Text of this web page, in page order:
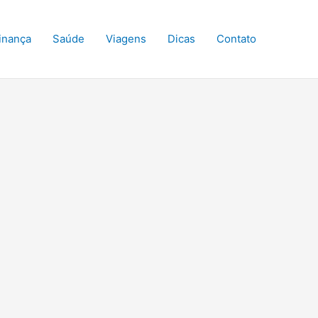
Saúde Viagens Dicas Contato